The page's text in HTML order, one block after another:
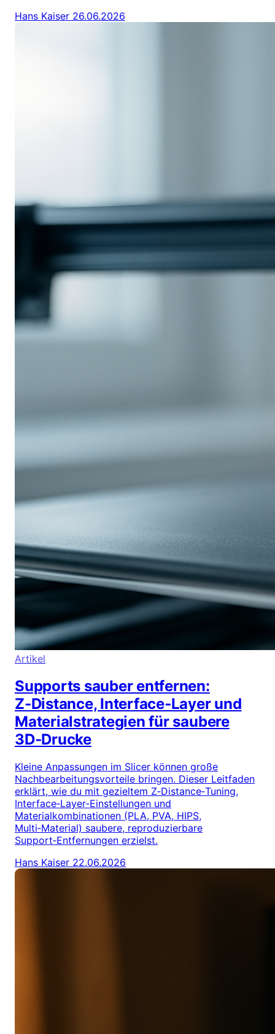
Hans Kaiser 26.06.2026
Artikel
Supports sauber entfernen:
Z‑Distance, Interface‑Layer und
Materialstrategien für saubere
3D‑Drucke
Kleine Anpassungen im Slicer können große
Nachbearbeitungsvorteile bringen. Dieser Leitfaden
erklärt, wie du mit gezieltem Z‑Distance‑Tuning,
Interface‑Layer‑Einstellungen und
Materialkombinationen (PLA, PVA, HIPS,
Multi‑Material) saubere, reproduzierbare
Support‑Entfernungen erzielst.
Hans Kaiser 22.06.2026